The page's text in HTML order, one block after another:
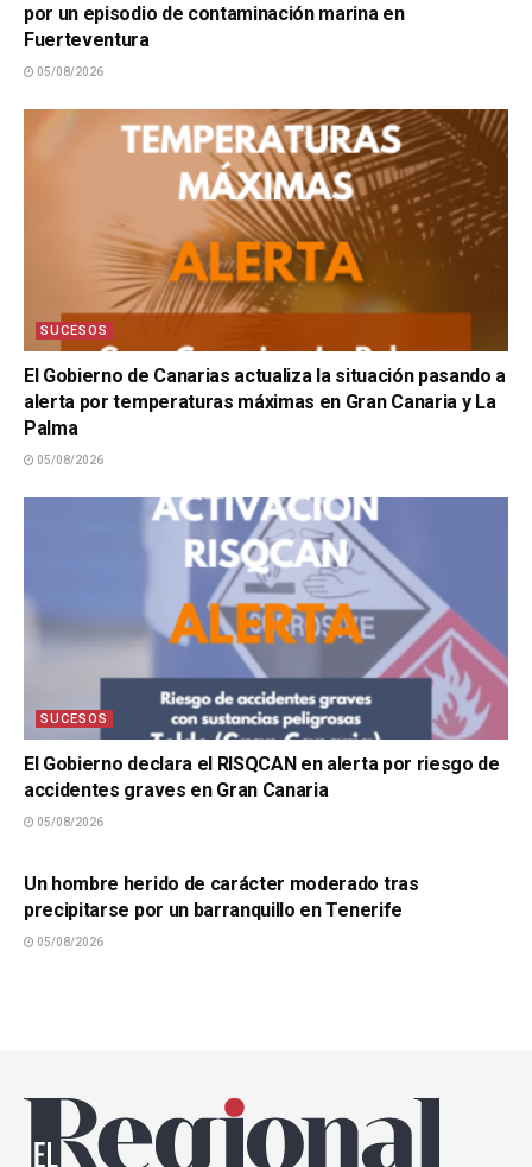
por un episodio de contaminación marina en
Fuerteventura
05/08/2026
SUCESOS
El Gobierno de Canarias actualiza la situación pasando a
alerta por temperaturas máximas en Gran Canaria y La
Palma
05/08/2026
SUCESOS
El Gobierno declara el RISQCAN en alerta por riesgo de
accidentes graves en Gran Canaria
05/08/2026
Un hombre herido de carácter moderado tras
precipitarse por un barranquillo en Tenerife
05/08/2026